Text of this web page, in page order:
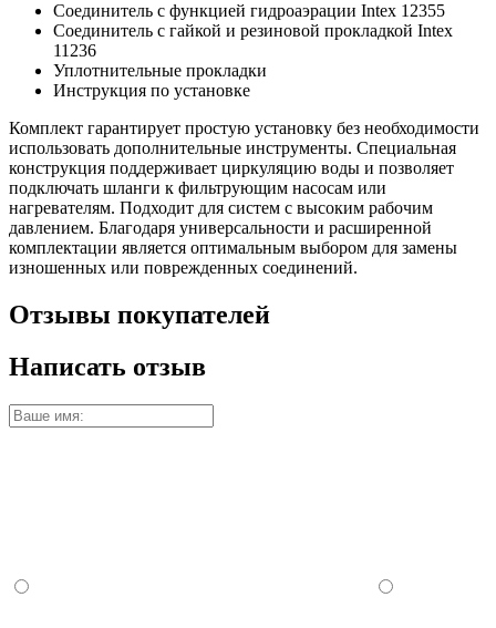
Соединитель с функцией гидроаэрации Intex 12355
Соединитель с гайкой и резиновой прокладкой Intex
11236
Уплотнительные прокладки
Инструкция по установке
Комплект гарантирует простую установку без необходимости
использовать дополнительные инструменты. Специальная
конструкция поддерживает циркуляцию воды и позволяет
подключать шланги к фильтрующим насосам или
нагревателям. Подходит для систем с высоким рабочим
давлением. Благодаря универсальности и расширенной
комплектации является оптимальным выбором для замены
изношенных или поврежденных соединений.
Отзывы покупателей
Написать отзыв